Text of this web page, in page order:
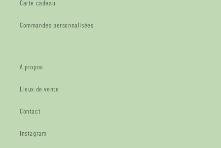
Carte cadeau
Commandes personnalisées
A propos
Lieux de vente
Contact
Instagram